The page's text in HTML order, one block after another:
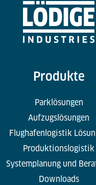
Produkte
Parklösungen
Aufzugslösungen
Flughafenlogistik
Produktionslogistik
Systemplanung und
Downloads